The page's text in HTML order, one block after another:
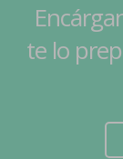
te lo